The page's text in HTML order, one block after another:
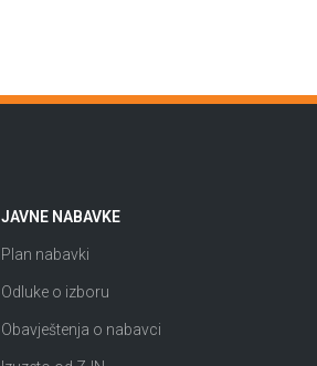
JAVNE NABAVKE
Plan nabavki
Odluke o izboru
Obavještenja o nabavci